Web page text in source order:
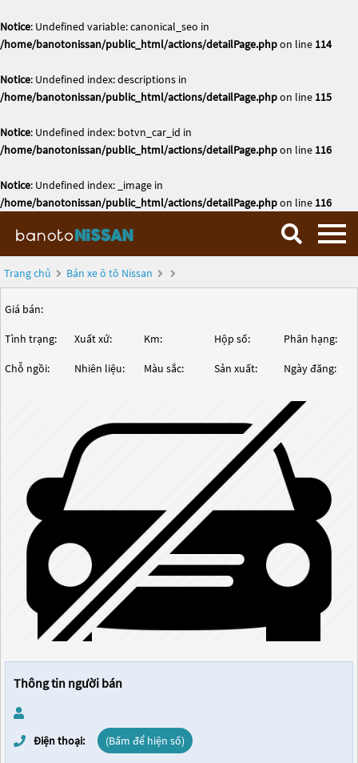
Notice: Undefined variable: canonical_seo in
/home/banotonissan/public_html/actions/detailPage.phpon line 114
Notice: Undefined index: descriptions in
/home/banotonissan/public_html/actions/detailPage.phpon line 115
Notice: Undefined index: botvn_car_id in
/home/banotonissan/public_html/actions/detailPage.phpon line 116
Notice: Undefined index: _image in
/home/banotonissan/public_html/actions/detailPage.phpon line 116
Trang chủ Bán xe ô tô Nissan
Giá bán:
Tình trạng: Xuất xứ: Km: Hộp số: Phân hạng:
Chỗ ngồi: Nhiên liệu: Màu sắc: Sản xuất: Ngày đăng:
Thông tin người bán
Điện thoại: (Bấm để hiện số)